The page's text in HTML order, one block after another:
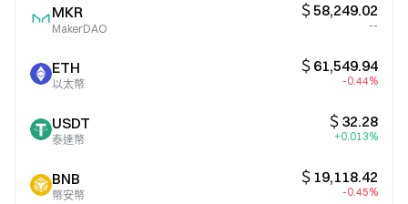
MKR
MakerDAO
＄58,249.02
--
ETH
以太幣
＄61,549.94
-0.44%
USDT
泰達幣
＄32.28
+0.013%
BNB
幣安幣
＄19,118.42
-0.45%